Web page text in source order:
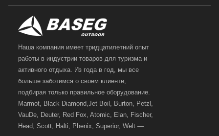
Наша компания имеет тридцатилетний опыт
работы в индустрии товаров для туризма и
активного отдыха. Из года в год, мы все
больше заботимся о своем клиенте,
подбирая только правильное оборудование.
Marmot, Black Diamond,Jet Boil, Burton, Petzl,
VauDe, Deuter, Red Fox, Atomic, Elan, Fischer,
Head, Scott, Halti, Phenix, Superior, Welt —